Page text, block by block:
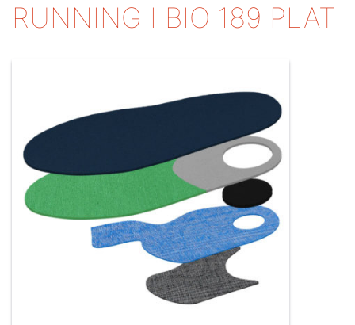
RUNNING I BIO 189 PLAT